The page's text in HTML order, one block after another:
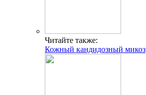
Читайте также:
Кожный кандидозный микоз